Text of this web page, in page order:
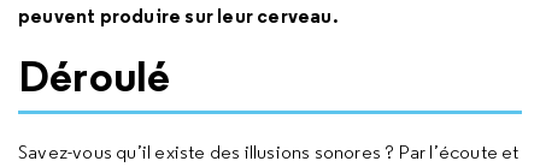
peuvent produire sur leur cerveau.
Déroulé
Savez-vous qu’il existe des illusions sonores ? Par l’écoute et